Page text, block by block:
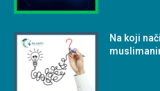
Na koji